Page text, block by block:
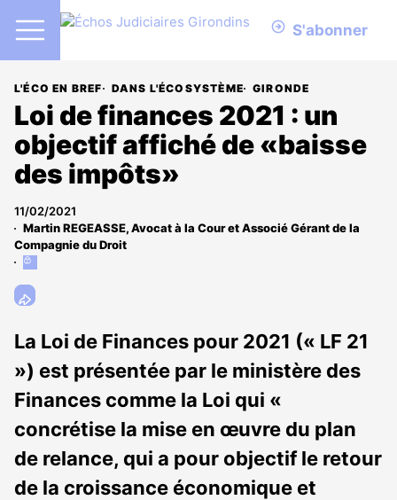
S'abonner
L'ÉCO EN BREF DANS L'ÉCOSYSTÈME GIRONDE
Loi de finances 2021 : un
objectif affiché de «baisse
des impôts»
11/02/2021
Martin REGEASSE, Avocat à la Cour et Associé Gérant de la
Compagnie du Droit
Cet
est
abonnés
La Loi de Finances pour 2021 (« LF 21
») est présentée par le ministère des
Finances comme la Loi qui «
concrétise la mise en œuvre du plan
de relance, qui a pour objectif le retour
de la croissance économique et